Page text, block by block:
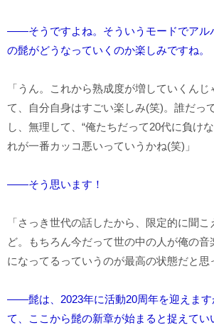
――そうですよね。そういうモードでアル
の髭がどうなっていくのか楽しみですね。
「うん。これから熟成度が増していくん
て、自分自身はすごい楽しみ(笑)。誰だっ
し、無理して、“俺たちだって20代に負け
れが一番カッコ悪いっていうかね(笑)」
――そう思います！
「さっき世代の話したから、限定的に聞
ど。もちろん今だって世の中の人が俺の音
になってるっていうのが最高の状態だと思
――髭は、2023年に活動20周年を迎えます
て、ここから髭の新章が始まると捉えてい